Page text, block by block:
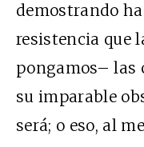
demostrando
resistencia que
pongamos– las
su imparable
será; o eso, al